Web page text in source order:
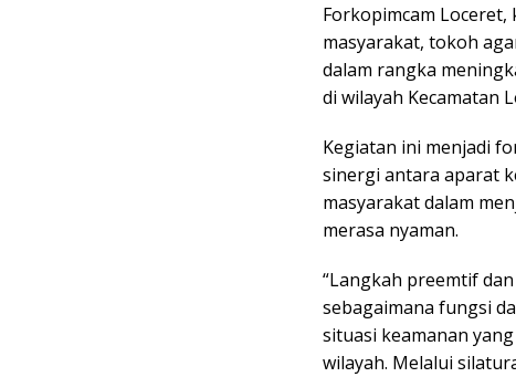
Forkopimcam Loceret,
masyarakat, tokoh
dalam rangka
di wilayah Kecamatan
Kegiatan ini menjadi
sinergi antara aparat
masyarakat dalam
merasa nyaman.
“Langkah preemtif
sebagaimana fungsi
situasi keamanan
wilayah. Melalui